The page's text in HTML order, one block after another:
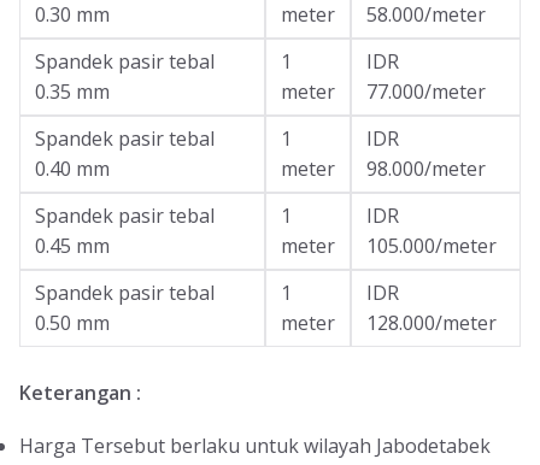
0.30 mm
meter
58.000/meter
Spandek pasir tebal
0.35 mm
1
meter
IDR
77.000/meter
Spandek pasir tebal
0.40 mm
1
meter
IDR
98.000/meter
Spandek pasir tebal
0.45 mm
1
meter
IDR
105.000/meter
Spandek pasir tebal
0.50 mm
1
meter
IDR
128.000/meter
Keterangan :
Harga Tersebut berlaku untuk wilayah Jabodetabek